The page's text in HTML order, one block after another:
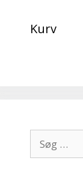
Kurv
efter: